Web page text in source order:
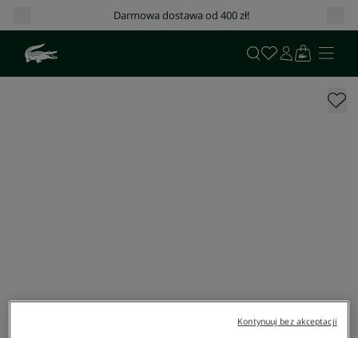
Darmowa dostawa od 400 zł!
Kontynuuj bez akceptacji